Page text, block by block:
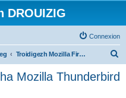
DROUIZIG
Connexion
Troidigezh Mozilla Firefox ha Mozilla Thunderbird e brezhoneg
Mozilla Thunderbird